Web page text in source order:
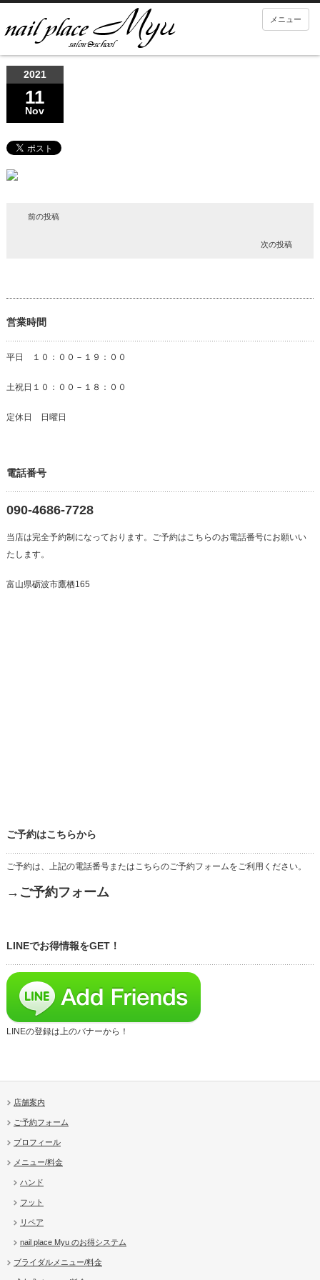
メニュー
2021
11
Nov
前の投稿
次の投稿
営業時間
平日 １０：００－１９：００
土祝日１０：００－１８：００
定休日 日曜日
電話番号
090-4686-7728
当店は完全予約制になっております。ご予約はこちらのお電話番号にお願いい
たします。
富山県砺波市鷹栖165
ご予約はこちらから
ご予約は、上記の電話番号またはこちらのご予約フォームをご利用ください。
→ご予約フォーム
LINEでお得情報をGET！
LINEの登録は上のバナーから！
店舗案内
ご予約フォーム
プロフィール
メニュー/料金
ハンド
フット
リペア
nail place Myu のお得システム
ブライダルメニュー/料金